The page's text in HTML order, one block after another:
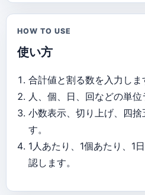
HOW TO USE
使い方
合計値と割る数を入力しま
人、個、日、回などの単位
小数表示、切り上げ、四
す。
1人あたり、1個あたり、1
認します。